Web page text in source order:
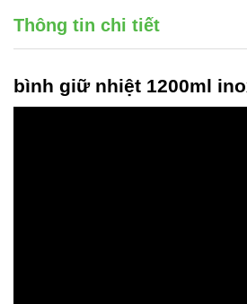
Thông tin chi tiết
bình giữ nhiệt 1200ml